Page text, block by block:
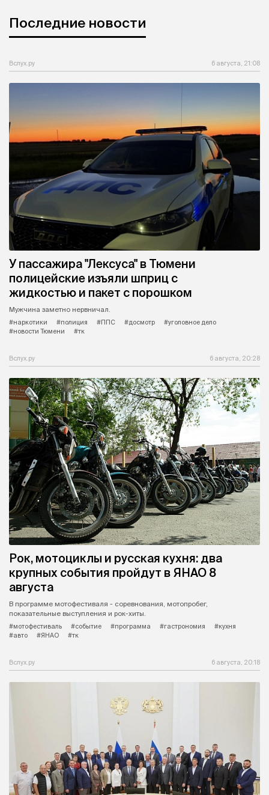
Последние новости
Вслух.ру 6 августа, 21:08
У пассажира "Лексуса" в Тюмени
полицейские изъяли шприц с
жидкостью и пакет с порошком
Мужчина заметно нервничал.
#наркотики
#полиция #ППС #досмотр
#уголовное дело
#новости Тюмени
#тк
Вслух.ру 6 августа, 20:28
Рок, мотоциклы и русская кухня: два
крупных события пройдут в ЯНАО 8
августа
В программе мотофестиваля - соревнования, мотопробег,
показательные выступления и рок-хиты.
#мотофестиваль
#событие #программа #гастрономия
#кухня
#авто
#ЯНАО #тк
Вслух.ру 6 августа, 20:18